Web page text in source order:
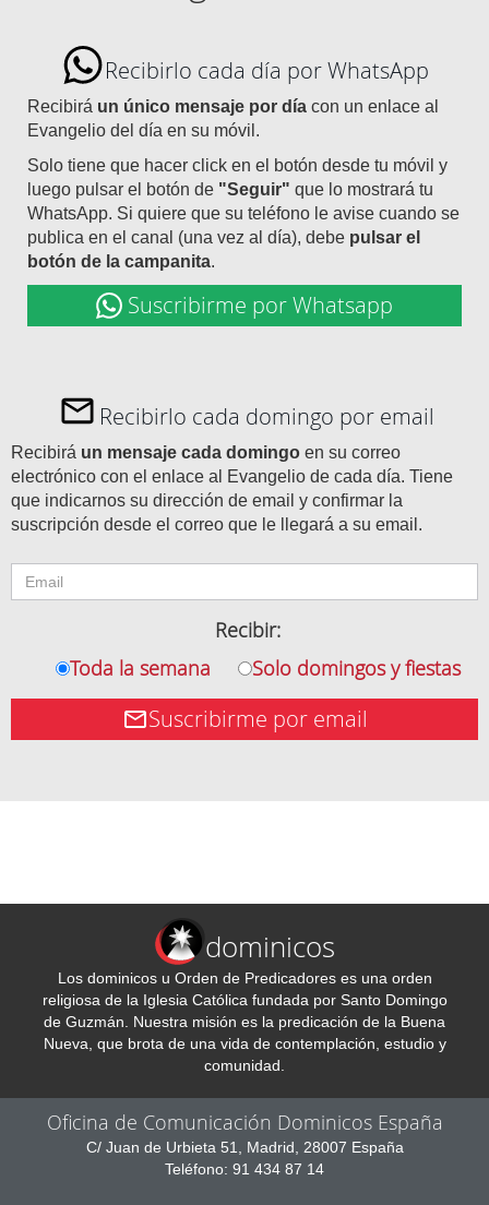
Recibirlo cada día por WhatsApp
Recibirá un único mensaje por día con un enlace al
Evangelio del día en su móvil.
Solo tiene que hacer click en el botón desde tu móvil y
luego pulsar el botón de "Seguir" que lo mostrará tu
WhatsApp. Si quiere que su teléfono le avise cuando se
publica en el canal (una vez al día), debe pulsar el
botón de la campanita.
Suscribirme por Whatsapp
Recibirlo cada domingo por email
Recibirá un mensaje cada domingo en su correo
electrónico con el enlace al Evangelio de cada día. Tiene
que indicarnos su dirección de email y confirmar la
suscripción desde el correo que le llegará a su email.
Recibir:
Toda la semana
Solo domingos y fiestas
Suscribirme por email
dominicos
Los dominicos u Orden de Predicadores es una orden
religiosa de la Iglesia Católica fundada por Santo Domingo
de Guzmán. Nuestra misión es la predicación de la Buena
Nueva, que brota de una vida de contemplación, estudio y
comunidad.
Oficina de Comunicación Dominicos España
C/ Juan de Urbieta 51, Madrid, 28007 España
Teléfono: 91 434 87 14